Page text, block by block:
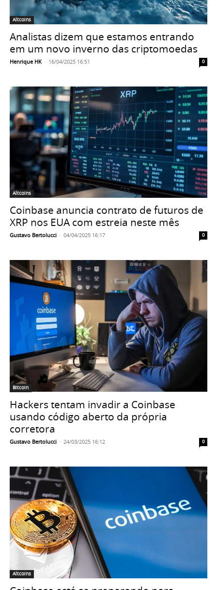
Altcoins
Analistas dizem que estamos entrando
em um novo inverno das criptomoedas
Henrique HK - 16/04/2025 16:51 0
Altcoins
Coinbase anuncia contrato de futuros de
XRP nos EUA com estreia neste mês
Gustavo Bertolucci - 04/04/2025 16:17 0
Bitcoin
Hackers tentam invadir a Coinbase
usando código aberto da própria
corretora
Gustavo Bertolucci - 24/03/2025 16:12 0
Altcoins